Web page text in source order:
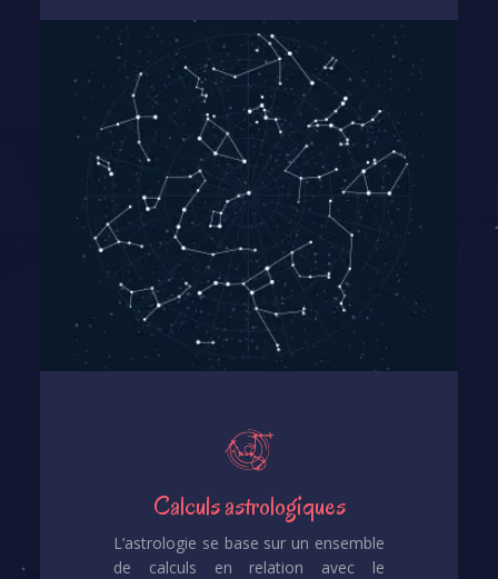
Calculs astrologiques
L’astrologie se base sur un ensemble
de calculs en relation avec le